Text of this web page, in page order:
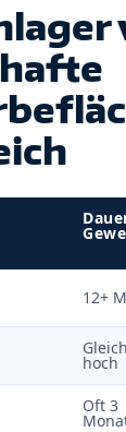
12+
hoch
Oft 3